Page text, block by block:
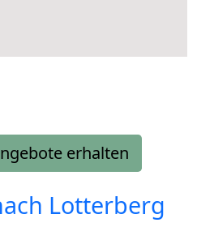
erhalten
Lotterberg